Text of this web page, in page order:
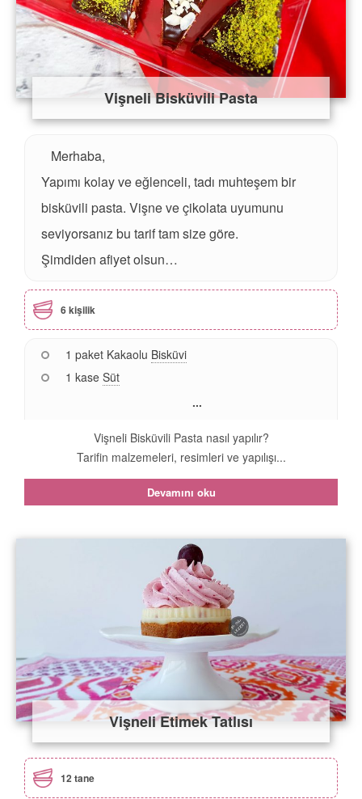
Vişneli Bisküvili Pasta
Merhaba,
Yapımı kolay ve eğlenceli, tadı muhteşem bir
bisküvili pasta. Vişne ve çikolata uyumunu
seviyorsanız bu tarif tam size göre.
Şimdiden afiyet olsun…
6 kişilik
1 paket Kakaolu Bisküvi
1 kase Süt
...
Vişneli Bisküvili Pasta nasıl yapılır?
Tarifin malzemeleri, resimleri ve yapılışı...
Devamını oku
Vişneli Etimek Tatlısı
12 tane